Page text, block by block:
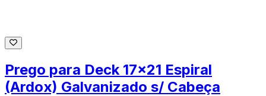
Prego para Deck 17x21 Espiral
(Ardox) Galvanizado s/ Cabeça